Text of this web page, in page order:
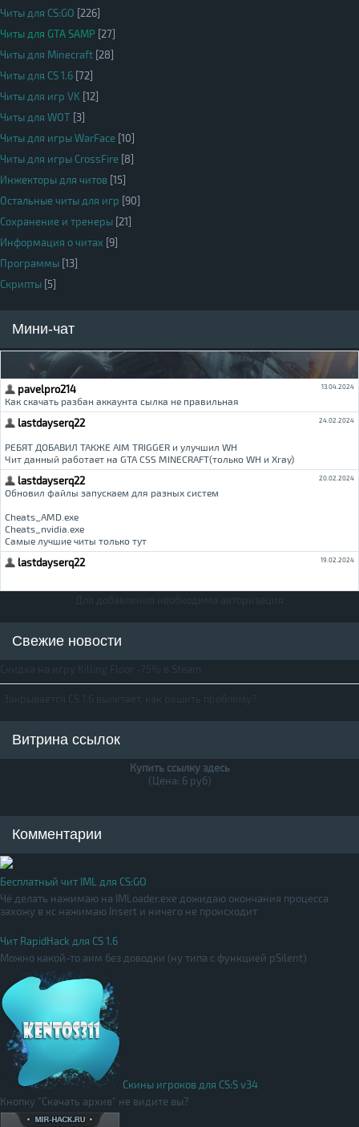
Читы для CS:GO [226]
Читы для GTA SAMP [27]
Читы для Minecraft [28]
Читы для CS 1.6 [72]
Читы для игр VK [12]
Читы для WOT [3]
Читы для игры WarFace [10]
Читы для игры CrossFire [8]
Инжекторы для читов [15]
Остальные читы для игр [90]
Сохранение и тренеры [21]
Информация о читах [9]
Программы [13]
Скрипты [5]
Мини-чат
Свежие новости
Витрина ссылок
Купить ссылку здесь
(Цена: 6 руб)
Комментарии
Бесплатный чит IML для CS:GO
Чё делать нажимаю на IMLoader.exe дожидаю окончания процесса
захожу в кс нажимаю Insert и ничего не происходит
Чит RapidHack для CS 1.6
Можно какой-то аим без доводки (ну типа с функцией pSilent)
Скины игроков для CS:S v34
Кнопку "Скачать архив" не видите вы?